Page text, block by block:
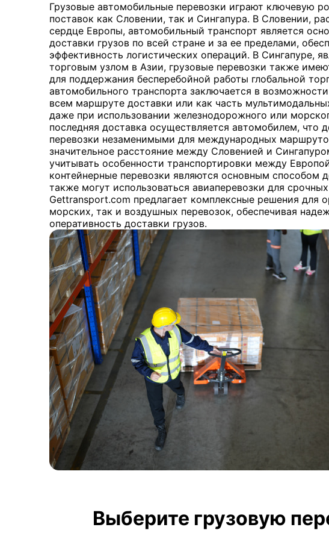
Грузовые автомобильные перевозки играют ключевую
поставок как Словении, так и Сингапура. В Словении,
сердце Европы, автомобильный транспорт является
доставки грузов по всей стране и за ее пределами,
эффективность логистических операций. В Сингапуре,
торговым узлом в Азии, грузовые перевозки также
для поддержания бесперебойной работы глобальной
автомобильного транспорта заключается в
всем маршруте доставки или как часть
даже при использовании железнодорожного или
последняя доставка осуществляется автомобилем, что
перевозки незаменимыми для международных
значительное расстояние между Словенией и
учитывать особенности транспортировки между
контейнерные перевозки являются основным способом
также могут использоваться авиаперевозки для
Gettransport.com предлагает комплексные решения для
морских, так и воздушных перевозок, обеспечивая
оперативность доставки грузов.
Выберите грузовую